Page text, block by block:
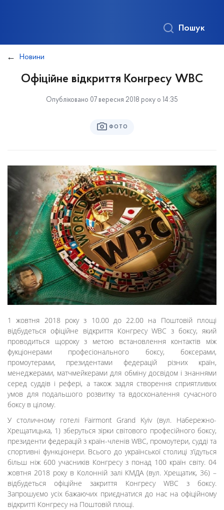
Пошук
Новини
Офіційне відкриття Конгресу WBC
Опубліковано 07 вересня 2018 року о 14:35
ФОТО
1 жовтня 2018 року з 10.00 до 22.00 на Поштовій площі
відбудеться офіційне відкриття Конгресу WBC з боксу, який
проводиться щороку з метою встановлення контактів між
фукціонерами професіонального боксу, боксерами,
промоутерами, президентами федерацій різних країн,
менеджерами, матчмейкерами для обміну досвідом і знаннями
серед суддів і рефері, а також задля створення сприятливих
умов для подальшого розвитку та вдосконалення сучасного
боксу в цілому.
У столичному готелі Fairmont Grand Kyiv (вул. Набережно-
Хрещатицька, 1) зберуться зірки світового професійного боксу,
президенти федерацій з країн-членів WBC, промоутери, судді та
спортивні функціонери. Всього до української столиці з’їдуться
більш ніж 600 учасників Конгресу з понад 100 країн світу. 04
жовтня 2018 року в Колонній залі КМДА (вул. Хрещатик, 36) –
відбудеться офіційне закриття Конгресу WBC з боксу.
Запрошуємо усіх бажаючих приєднатися до нас на офіційному
відкритті Конгресу на Поштовій площі.